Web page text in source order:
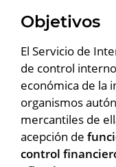
Objetivos
El Servicio de
de control
económica de la
organismos
mercantiles de
acepción de
control